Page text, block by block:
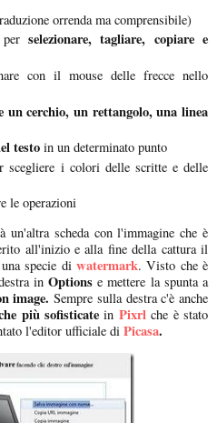
orrenda ma comprensibile)
selezionare, tagliare, copiare e
con il mouse delle frecce nello
un cerchio, un rettangolo, una linea
testo in un determinato punto
scegliere i colori delle scritte e delle
le operazioni
un'altra scheda con l'immagine che è
all'inizio e alla fine della cattura il
specie di watermark. Visto che è
inOptions e mettere la spunta a
image.Sempre sulla destra c'è anche
più sofisticatein Pixrlche è stato
l'editor ufficiale di Picasa.